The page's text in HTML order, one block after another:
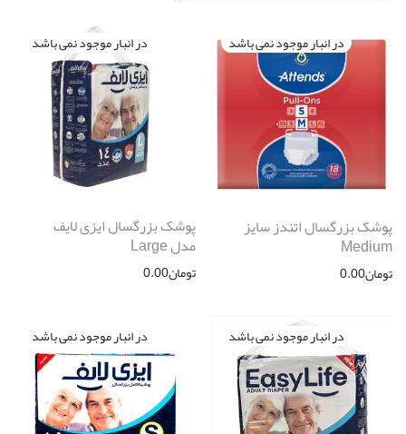
پوشک بزرگسال اتندز سایز
Medium
تومان0.00
پوشک بزرگسال ایزی لایف
مدل Large
تومان0.00